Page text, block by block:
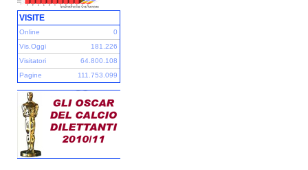
VISITE
Online
0
Vis.Oggi
181.226
Visitatori
64.800.108
Pagine
111.753.099